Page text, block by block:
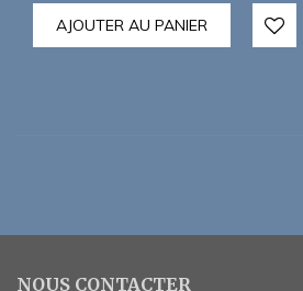
AJOUTER AU PANIER
NOUS CONTACTER